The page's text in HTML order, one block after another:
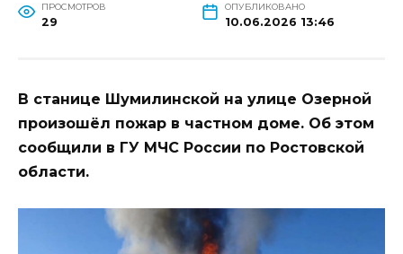
ПРОСМОТРОВ
29
ОПУБЛИКОВАНО
10.06.2026 13:46
В станице Шумилинской на улице Озерной
произошёл пожар в частном доме. Об этом
сообщили в ГУ МЧС России по Ростовской
области.